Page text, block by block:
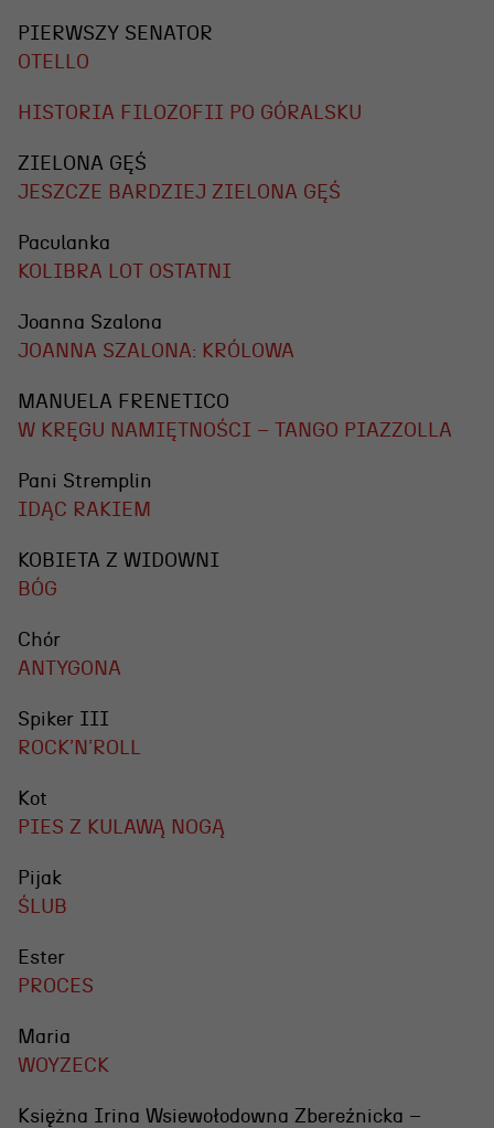
PIERWSZY SENATOR
OTELLO
HISTORIA FILOZOFII PO GÓRALSKU
ZIELONA GĘŚ
JESZCZE BARDZIEJ ZIELONA GĘŚ
Paculanka
KOLIBRA LOT OSTATNI
Joanna Szalona
JOANNA SZALONA: KRÓLOWA
MANUELA FRENETICO
W KRĘGU NAMIĘTNOŚCI – TANGO PIAZZOLLA
Pani Stremplin
IDĄC RAKIEM
KOBIETA Z WIDOWNI
BÓG
Chór
ANTYGONA
Spiker III
ROCK’N’ROLL
Kot
PIES Z KULAWĄ NOGĄ
Pijak
ŚLUB
Ester
PROCES
Maria
WOYZECK
Księżna Irina Wsiewołodowna Zbereźnicka –